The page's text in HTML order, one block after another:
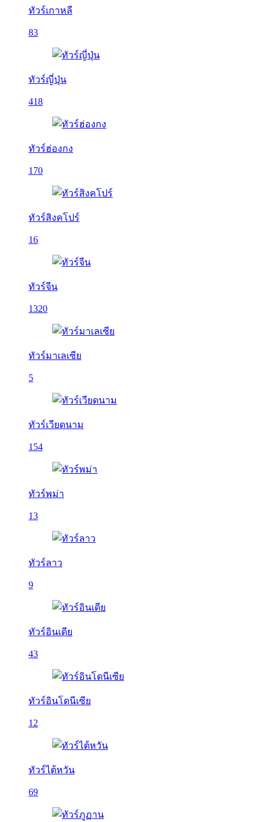
ทัวร์เกาหลี
83
ทัวร์ญี่ปุ่น
418
ทัวร์ฮ่องกง
170
ทัวร์สิงคโปร์
16
ทัวร์จีน
1320
ทัวร์มาเลเซีย
5
ทัวร์เวียดนาม
154
ทัวร์พม่า
13
ทัวร์ลาว
9
ทัวร์อินเดีย
43
ทัวร์อินโดนีเซีย
12
ทัวร์ไต้หวัน
69